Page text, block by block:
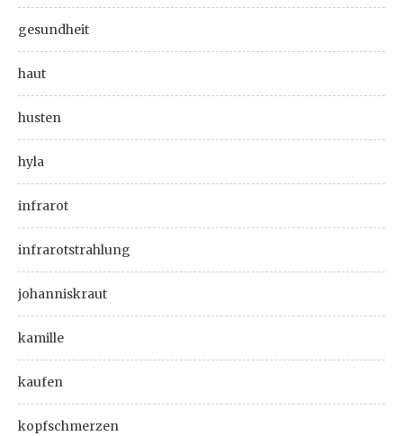
gesundheit
haut
husten
hyla
infrarot
infrarotstrahlung
johanniskraut
kamille
kaufen
kopfschmerzen